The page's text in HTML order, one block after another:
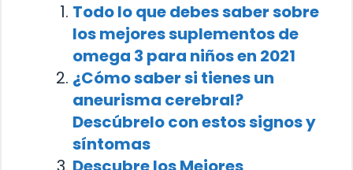
Todo lo que debes saber sobre
los mejores suplementos de
omega 3 para niños en 2021
¿Cómo saber si tienes un
aneurisma cerebral?
Descúbrelo con estos signos y
síntomas